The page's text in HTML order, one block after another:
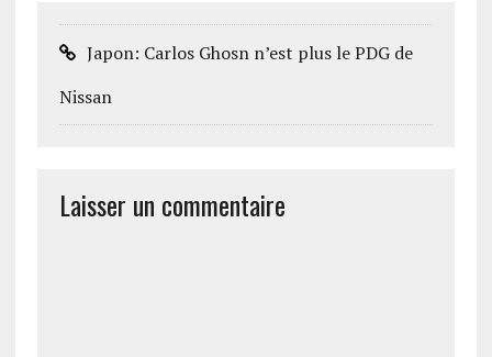
Japon: Carlos Ghosn n’est plus le PDG de
Nissan
Laisser un commentaire